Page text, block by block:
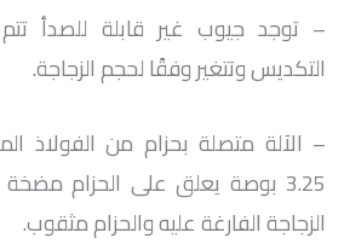
– توجد جيوب غير قابلة للصدأ
التكديس وتتغير وفقًا لحجم الزجاجة.
– الآلة متصلة بحزام من الفولاذ
3.25 بوصة يعلق على الحزام
الزجاجة الفارغة عليه والحزام مثقوب.